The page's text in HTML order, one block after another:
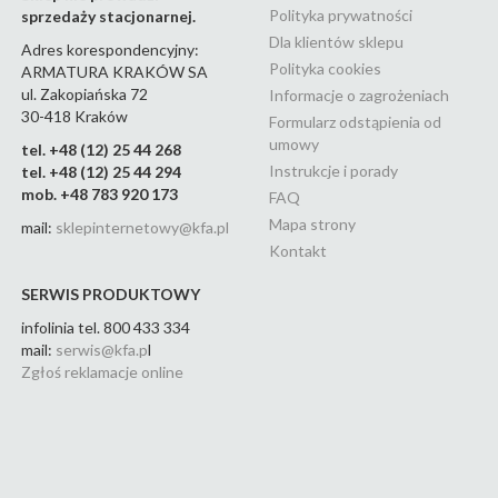
malaga black
malaga brushed gold
malaga brushed rose gold
(22)
malaga gun metal grey
(22)
malaga white
medico new (5)
mokait black
mokait chrom
sprzedaży stacjonarnej.
Adres korespondencyjny:
ARMATURA KRAKÓW SA
ul. Zakopiańska 72
30-418 Kraków
tel. +48 (12) 25 44 268
tel. +48 (12) 25 44 294
mob. +48 783 920 173
mail: sklepinternetowy@kfa.pl
SERWIS PRODUKTOWY
infolinia tel. 800 433 334
mail: serwis@kfa.pl
Zgłoś reklamacje online
Polityka prywatności
Dla klientów sklepu
Polityka cookies
Informacje o zagrożeniach
Formularz odstąpienia od
umowy
Instrukcje i porady
FAQ
Mapa strony
Kontakt